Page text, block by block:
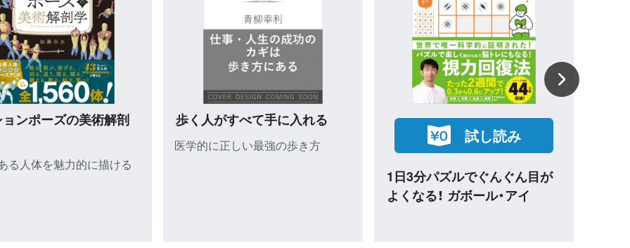
・持っていると楽しくなるグッズ
・お香のふるさと淡路島を訪ねる
【著者略歴】吉田揚子（よしだ・ようこ）
神奈川県逗子市在住。にほんの暮らしアドバイザー。雑
誌、書籍での執筆のほか、イベントプロデュース、テレ
ビ・ラジオ出演などを中心に活動。湘南にある海の見え
な暮らしを実践中。著書に『普段に生かすにほんの台所
道具』（技術評論社）、書籍プロデュースとして『おうち
かる！メンタルヘルス・
ントR検定 Ⅱ種 要点
＋頻出問題＋模試【公
ト第6版対応】
アニメスタジオの現場でしか
学べない 絵コンテで大切なこ
共通テスト完全攻略マニュア